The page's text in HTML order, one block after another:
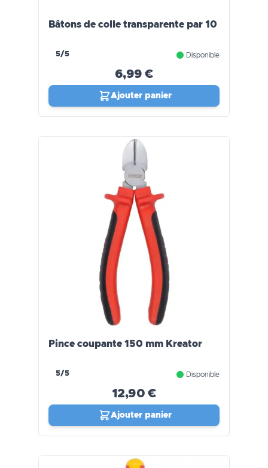
Bâtons de colle transparente par 10
5/5 Disponible
6,99 €
Ajouter panier
Pince coupante 150 mm Kreator
5/5 Disponible
12,90 €
Ajouter panier